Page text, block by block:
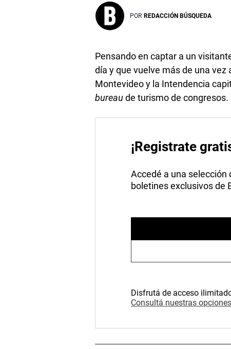
POR REDACCIÓN BÚSQUEDA
Pensando en captar a un
día y que vuelve más de una
Montevideo y la Intendencia
bureaude turismo de congresos.
¡Registrate
Accedé a una
boletines exclusivos de
Disfrutá de acceso
Consultá nuestras